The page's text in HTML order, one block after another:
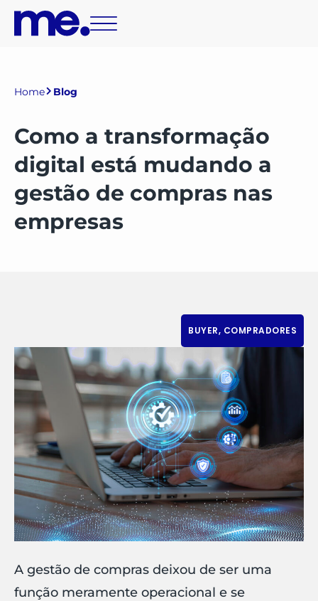
Home Blog
Como a transformação
digital está mudando a
gestão de compras nas
empresas
BUYER, COMPRADORES
A gestão de compras deixou de ser uma
função meramente operacional e se